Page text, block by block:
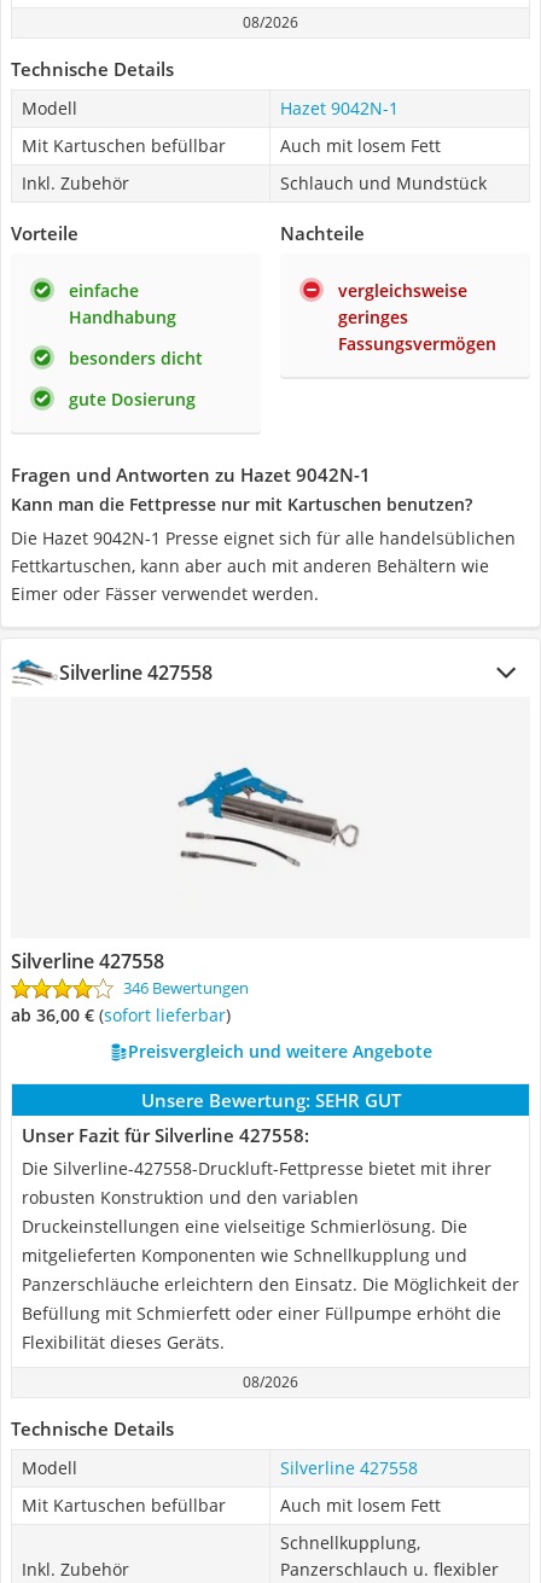
08/2026
Technische Details
Modell
Hazet 9042N-1
Mit Kartuschen befüllbar
Auch mit losem Fett
Inkl. Zubehör
Schlauch und Mundstück
Vorteile
einfache
Handhabung
besonders dicht
gute Dosierung
Nachteile
vergleichsweise
geringes
Fassungsvermögen
Fragen und Antworten zu Hazet 9042N-1
Kann man die Fettpresse nur mit Kartuschen benutzen?
Die Hazet 9042N-1 Presse eignet sich für alle handelsüblichen
Fettkartuschen, kann aber auch mit anderen Behältern wie
Eimer oder Fässer verwendet werden.
Silverline 427558
Silverline 427558
346 Bewertungen
ab 36,00 € ( Sofort lieferbar)
Preisvergleich und weitere Angebote
Unsere Bewertung: SEHR GUT
Unser Fazit für Silverline 427558:
Die Silverline-427558-Druckluft-Fettpresse bietet mit ihrer
robusten Konstruktion und den variablen
Druckeinstellungen eine vielseitige Schmierlösung. Die
mitgelieferten Komponenten wie Schnellkupplung und
Panzerschläuche erleichtern den Einsatz. Die Möglichkeit der
Befüllung mit Schmierfett oder einer Füllpumpe erhöht die
Flexibilität dieses Geräts.
08/2026
Technische Details
Modell
Silverline 427558
Mit Kartuschen befüllbar
Auch mit losem Fett
Inkl. Zubehör
Schnellkupplung,
Panzerschlauch u. flexibler